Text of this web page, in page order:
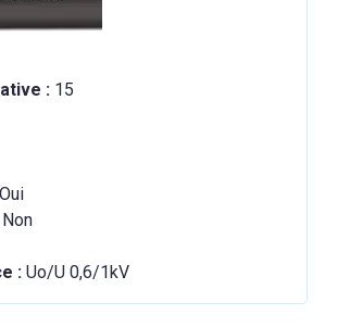
: 15
Oui
Non
:Uo/U 0,6/1kV